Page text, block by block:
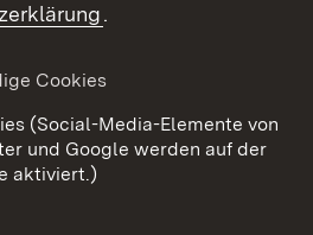
Benutzungshinweise
Cookies
.
Cookies
(Social-Media-Elemente von
und Google werden auf der
aktiviert.)